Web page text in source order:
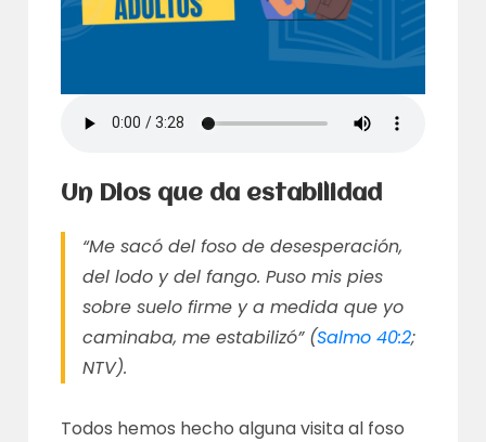
Un Dios que da estabilidad
“Me sacó del foso de desesperación,
del lodo y del fango. Puso mis pies
sobre suelo firme y a medida que yo
caminaba, me estabilizó” (Salmo 40:2;
NTV).
Todos hemos hecho alguna visita al foso